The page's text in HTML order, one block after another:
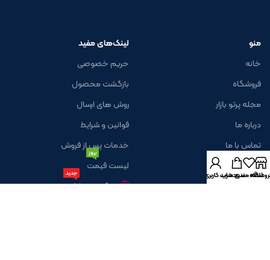
منو
خانه
فروشگاه
مجله پرتو بازار
درباره ما
تماس با ما
لینک‌های مفید
حریم خصوصی
بازگشت محصول
روش های ارسال
قوانین و شرایط
خدمات پس از فروش
لیست قیمت
بروز
پیگیری سفارش
جدید علاقه مندیسبد خرید
حساب کاربری من